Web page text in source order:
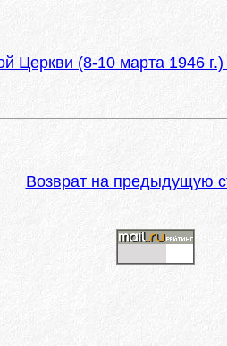
Церкви (8-10 марта 1946
Возврат на предыдущую